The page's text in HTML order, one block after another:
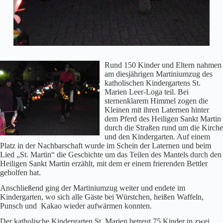
Rund 150 Kinder und Eltern nahmen
am diesjährigen Martiniumzug des
katholischen Kindergartens St.
Marien Leer-Loga teil. Bei
sternenklarem Himmel zogen die
Kleinen mit ihren Laternen hinter
dem Pferd des Heiligen Sankt Martin
durch die Straßen rund um die Kirche
und den Kindergarten. Auf einem
Platz in der Nachbarschaft wurde im Schein der Laternen und beim
Lied „St. Martin“ die Geschichte um das Teilen des Mantels durch den
Heiligen Sankt Martin erzählt, mit dem er einem frierenden Bettler
geholfen hat.
Anschließend ging der Martiniumzug weiter und endete im
Kindergarten, wo sich alle Gäste bei Würstchen, heißen Waffeln,
Punsch und Kakao wieder aufwärmen konnten.
Der katholische Kindergarten St. Marien betreut 75 Kinder in zwei